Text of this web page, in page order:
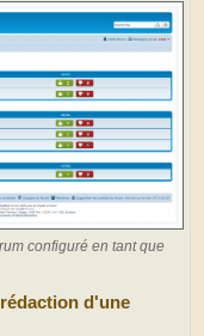
configuré en tant que
d'une